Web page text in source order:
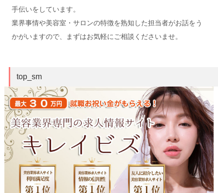
手伝いをしています。
業界事情や美容室・サロンの特徴を熟知した担当者がお話をう
かがいますので、まずはお気軽にご相談くださいませ。
top_sm